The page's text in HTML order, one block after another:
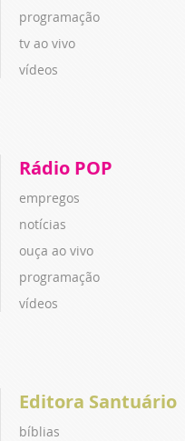
programação
tv ao vivo
vídeos
Rádio POP
empregos
notícias
ouça ao vivo
programação
vídeos
Editora Santuário
bíblias